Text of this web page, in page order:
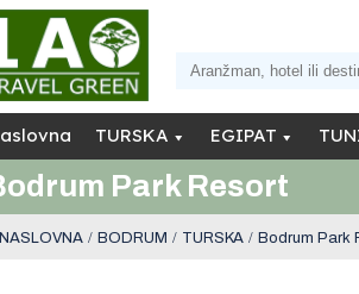
TURSKA EGIPAT
Park Resort
NASLOVNA BODRUM TURSKA Bodrum Park